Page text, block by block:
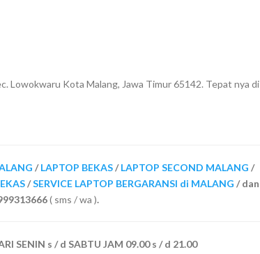
Lowokwaru Kota Malang, Jawa Timur 65142. Tepat nya di
/LAPTOP BEKAS/LAPTOP SECOND MALANG /
/SERVICE LAPTOP BERGARANSI di MALANG / dan
( sms / wa ).
SENIN s / d SABTU JAM 09.00 s / d 21.00